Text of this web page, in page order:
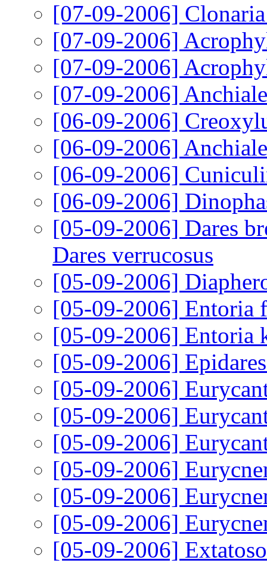
[07-09-2006]
[07-09-2006]
[07-09-2006]
[07-09-2006]
[06-09-2006]
[06-09-2006]
[06-09-2006]
[06-09-2006]
[05-09-2006] Dares
Dares verrucosus
[05-09-2006]
[05-09-2006] Entoria
[05-09-2006] Entoria
[05-09-2006]
[05-09-2006]
[05-09-2006]
[05-09-2006]
[05-09-2006]
[05-09-2006]
[05-09-2006]
[05-09-2006]